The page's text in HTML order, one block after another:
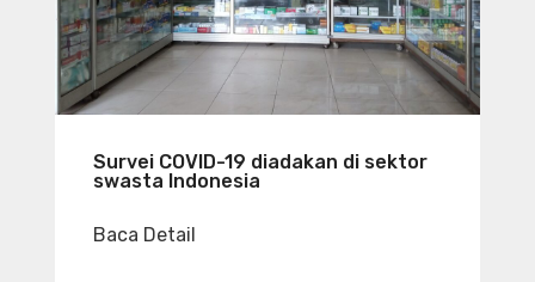
Survei COVID-19 diadakan di sektor
swasta Indonesia
Baca Detail